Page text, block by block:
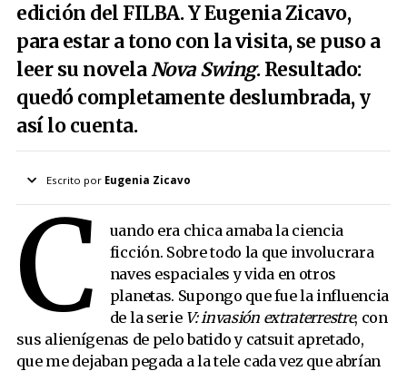
edición del FILBA. Y Eugenia Zicavo,
para estar a tono con la visita, se puso a
leer su novelaNova Swing. Resultado:
quedó completamente deslumbrada, y
así lo cuenta.
Escrito por Eugenia Zicavo
Más literatura
De pronto, flash
El lado oscuro
No es solo rocanrol
La ramita junto al pan
Yo sé que tú sabes que yo sé que tú sabes
C
uando era chica amaba la ciencia
ficción. Sobre todo la que involucrara
naves espaciales y vida en otros
planetas. Supongo que fue la influencia
de la serie V: invasión extraterrestre, con
sus alienígenas de pelo batido y catsuit apretado,
que me dejaban pegada a la tele cada vez que abrían